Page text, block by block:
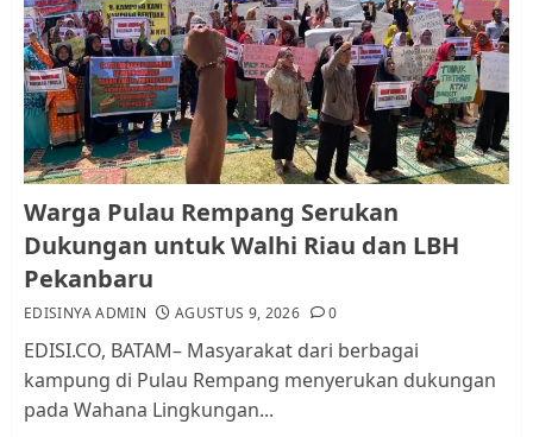
1
Warga Pulau Rempang Serukan
Dukungan untuk Walhi Riau
dan LBH Pekanbaru
AGUSTUS 9, 2026 0
2
Pemko Batam Tegaskan RT dan
RW bukan Petugas Pendataan
dan Pemungutan Pajak
Kader Pajak jadi Penghubung
Pemerintah dan Masyarakat di
Warga Pulau Rempang Serukan
Dukungan untuk Walhi Riau dan LBH
Pekanbaru
EDISINYA ADMIN AGUSTUS 9, 2026 0
EDISI.CO, BATAM– Masyarakat dari berbagai
kampung di Pulau Rempang menyerukan dukungan
pada Wahana Lingkungan...